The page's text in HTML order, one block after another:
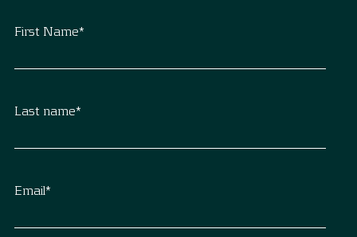
First Name*
Last name*
Email*